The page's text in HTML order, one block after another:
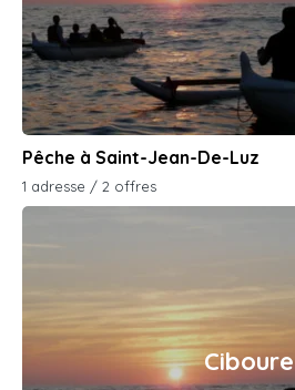
Pêche à Saint-Jean-De-Luz
1 adresse / 2 offres
Ciboure